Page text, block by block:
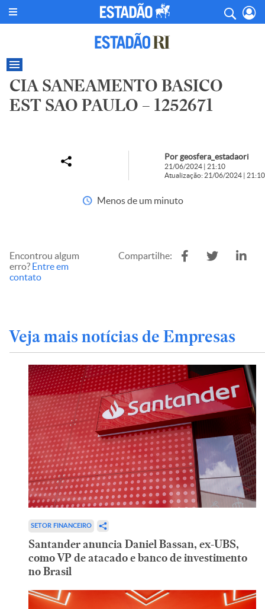
CIA SANEAMENTO BASICO
EST SAO PAULO – 1252671
Por geosfera_estadaori
21/06/2024 | 21:10
Atualização: 21/06/2024 | 21:10
Menos de um minuto
Encontrou algum
erro? Entre em
contato
Compartilhe:
Veja mais notícias de Empresas
SETOR FINANCEIRO
Santander anuncia Daniel Bassan, ex-UBS,
como VP de atacado e banco de investimento
no Brasil